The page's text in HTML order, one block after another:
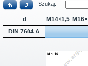
Szukaj:
d M14×1,5
DIN 7604 A